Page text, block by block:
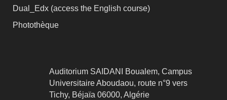
Dual_Edx (access the English course)
Photothèque
Auditorium SAIDANI Boualem, Campus
Universitaire Aboudaou, route n°9 vers
Tichy, Béjaïa 06000, Algérie